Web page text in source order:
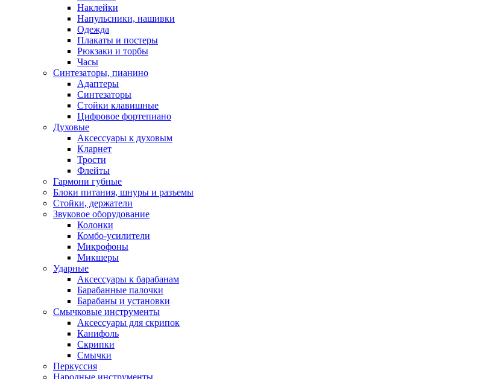
Наклейки
Напульсники, нашивки
Одежда
Плакаты и постеры
Рюкзаки и торбы
Часы
Синтезаторы, пианино
Адаптеры
Синтезаторы
Стойки клавишные
Цифровое фортепиано
Духовые
Аксессуары к духовым
Кларнет
Трости
Флейты
Гармони губные
Блоки питания, шнуры и разъемы
Стойки, держатели
Звуковое оборудование
Колонки
Комбо-усилители
Микрофоны
Микшеры
Ударные
Аксессуары к барабанам
Барабанные палочки
Барабаны и установки
Смычковые инструменты
Аксессуары для скрипок
Канифоль
Скрипки
Смычки
Перкуссия
Народные инструменты